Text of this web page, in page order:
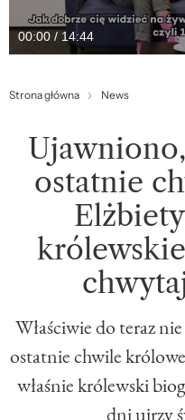
00:00 / 14:44
Strona główna News
ostatnie
Właściwie do teraz
ostatnie chwile
właśnie królewski
dni ujrzy